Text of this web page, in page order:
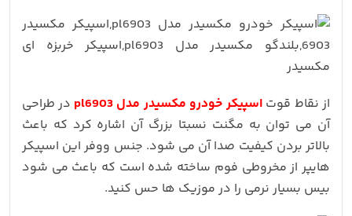
از نقاط قوتاسپیکر خودرو مکسیدر مدل pl6903
در طراحی
آن می توان به مگنت نسبتا بزرگ آن اشاره کرد که باعث
بالاتر بردن کیفیت صدا آن می شود. جنس ووفر این اسپیکر
هایپر از مخروطی فوم ساخته شده است که باعث می شود
بیس بسیار نرمی را در موزیک ها حس کنید.